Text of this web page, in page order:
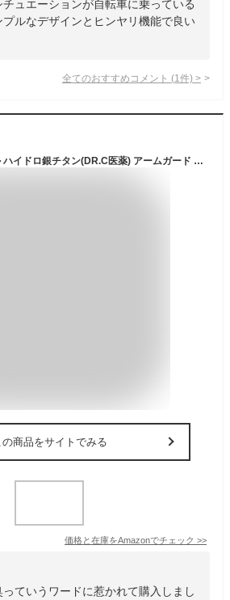
ュエーションが自転車に乗っている
ルなデザインとヒンヤリ機能で良い
全てのおすすめコメント (1 件) >
[ミズノ] ライフスタイル ハイドロ銀チタン(DR.C医薬) アームガード 吸汗速乾 UVカット 消臭 花粉 男女兼用 C2JY8121 09 ブラック L
の商品をサイトでみる
価格と在庫をAmazonでチェック >>
ていうワードに惹かれて購入しまし